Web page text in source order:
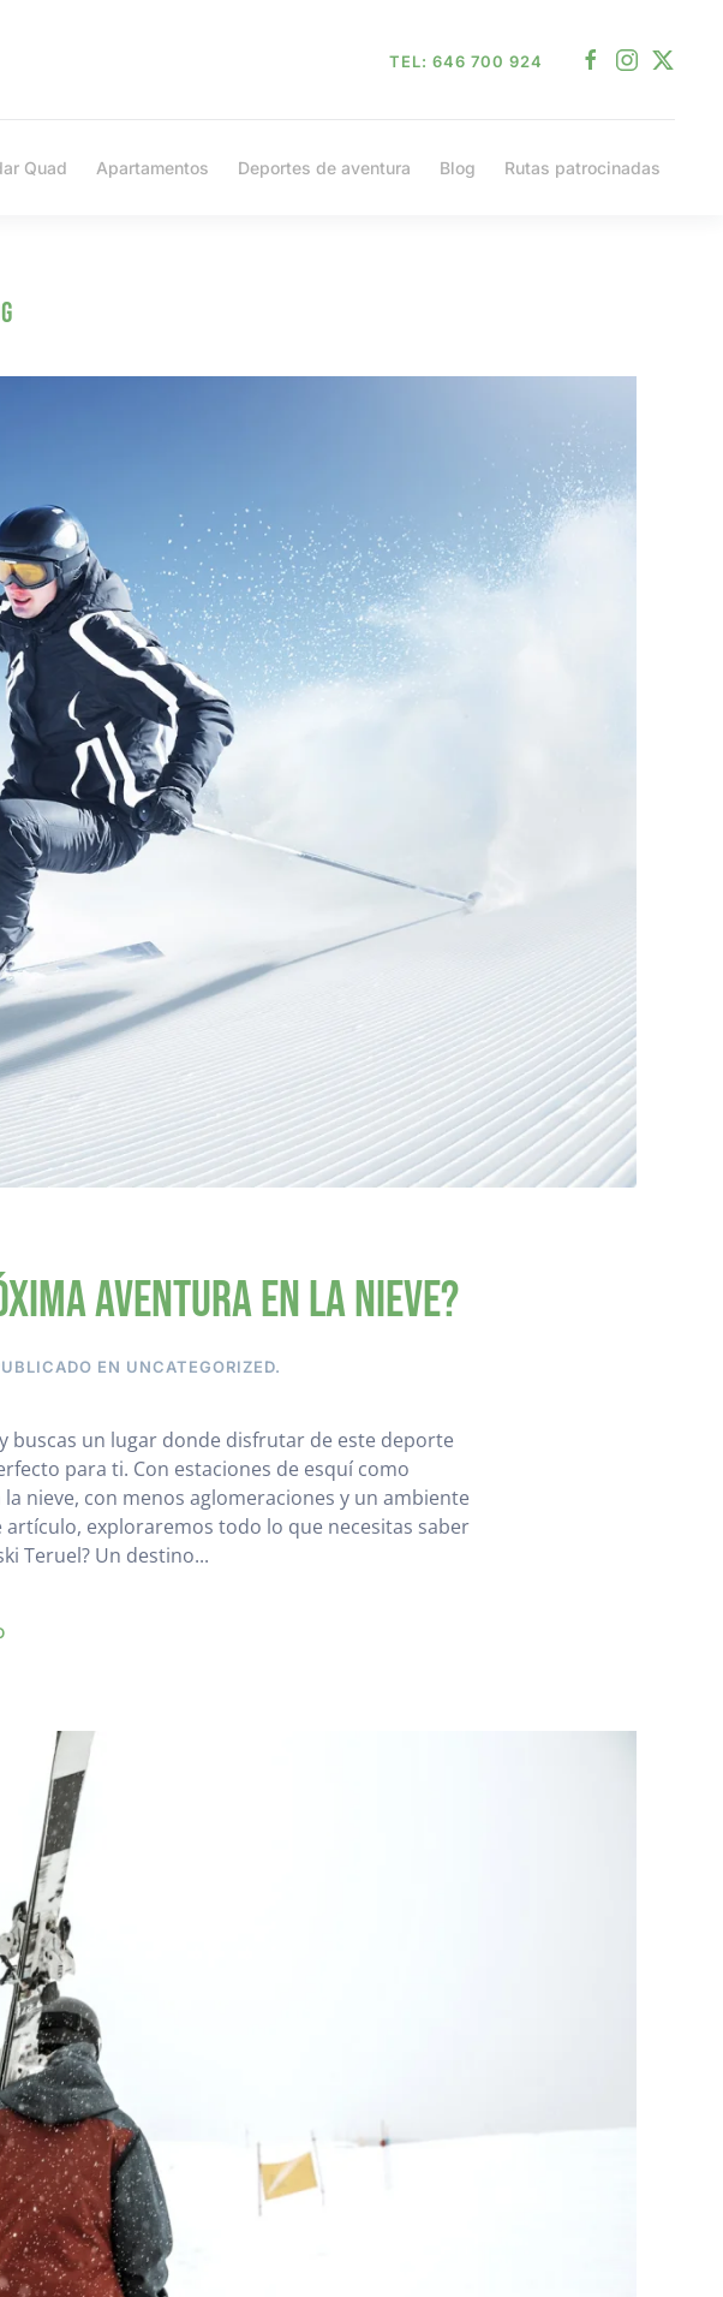
TEL: 646 700 924
Quad Apartamentos Deportes de aventura Blog Rutas patrocinadas
aventura en la nieve?
EN UNCATEGORIZED.
buscas un lugar donde disfrutar de este deporte
para ti. Con estaciones de esquí como
nieve, con menos aglomeraciones y un ambiente
exploraremos todo lo que necesitas saber
Teruel? Un destino...